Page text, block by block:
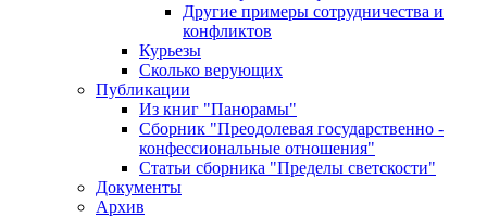
Другие примеры сотрудничества и
конфликтов
Курьезы
Сколько верующих
Публикации
Из книг "Панорамы"
Сборник "Преодолевая государственно -
конфессиональные отношения"
Статьи сборника "Пределы светскости"
Документы
Архив